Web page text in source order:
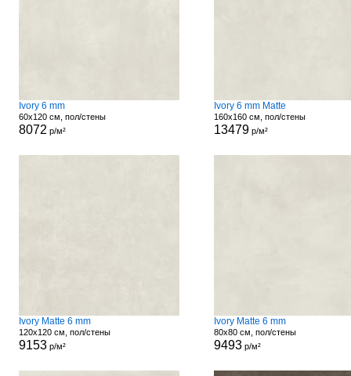
Ivory 6 mm
60x120 см, пол/стены
8072 р/м²
Ivory 6 mm Matte
160x160 см, пол/стены
13479р/м²
Ivory Matte 6 mm
120x120 см, пол/стены
9153р/м²
Ivory Matte 6 mm
80x80 см, пол/стены
9493р/м²